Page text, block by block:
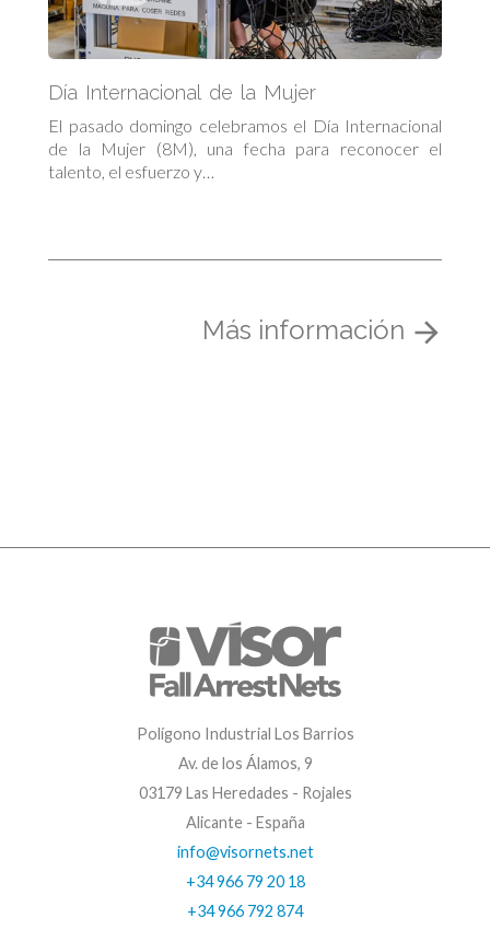
Día Internacional de la Mujer
El pasado domingo celebramos el Día Internacional
de la Mujer (8M), una fecha para reconocer el
talento, el esfuerzo y…
Más información
Polígono Industrial Los Barrios
Av. de los Álamos, 9
03179 Las Heredades - Rojales
Alicante - España
info@visornets.net
+34 966 79 20 18
+34 966 792 874